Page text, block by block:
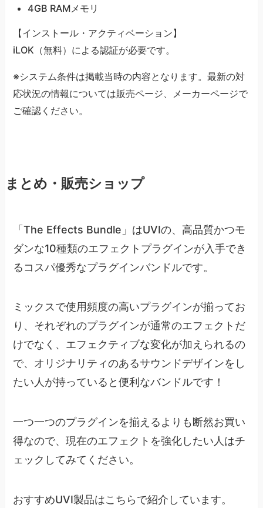
4GB RAMメモリ
【インストール・アクティベーション】
iLOK（無料）による認証が必要です。
※システム条件は掲載当時の内容となります。最新の対
応状況の情報については販売ページ、メーカーページで
ご確認ください。
まとめ・販売ショップ
「The Effects Bundle」はUVIの、高品質かつモ
ダンな10種類のエフェクトプラグインが入手でき
るコスパ優秀なプラグインバンドルです。
ミックスで使用頻度の高いプラグインが揃ってお
り、それぞれのプラグインが通常のエフェクトだ
けでなく、エフェクティブな変化が加えられるの
で、オリジナリティのあるサウンドデザインをし
たい人が持っていると便利なバンドルです！
一つ一つのプラグインを揃えるよりも断然お買い
得なので、現在のエフェクトを強化したい人はチ
ェックしてみてください。
おすすめUVI製品はこちらで紹介しています。